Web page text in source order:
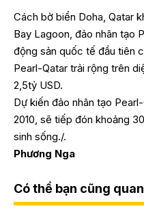
Cách bờ biển Doha, Qatar
Bay Lagoon, đảo nhân tạo
động sản quốc tế đầu tiên
Pearl-Qatar trải rộng trên
2,5tỷ USD.
Dự kiến đảo nhân tạo
2010, sẽ tiếp đón khoảng
sinh sống./.
Phương Nga
Có thể bạn cũng